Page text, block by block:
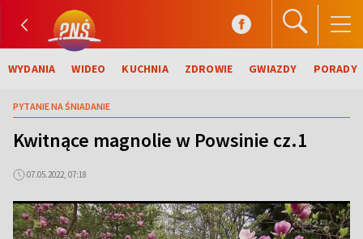
WYDANIA WIDEO KUCHNIA ZDROWIE GWIAZDY PORADY
PYTANIE NA ŚNIADANIE
Kwitnące magnolie w Powsinie cz.1
07.05.2022, 07:18